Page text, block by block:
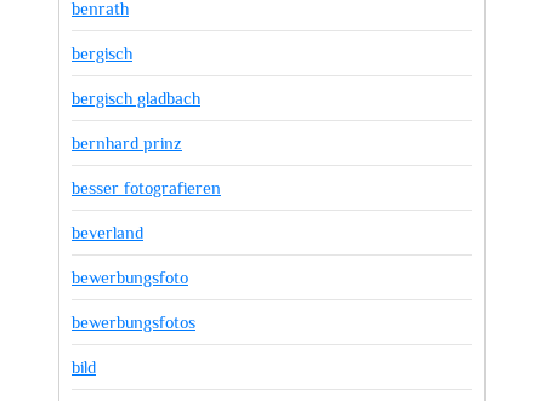
benrath
bergisch
bergisch gladbach
bernhard prinz
besser fotografieren
beverland
bewerbungsfoto
bewerbungsfotos
bild